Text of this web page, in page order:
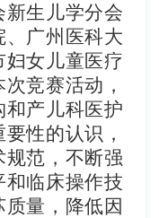
生儿学分会
广州医科大
妇女儿童医疗
竞赛活动，
产儿科医护
性的认识，
范，不断强
临床操作技
量，降低因